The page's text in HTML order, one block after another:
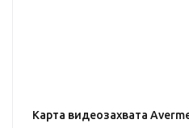
Карта видеозахвата